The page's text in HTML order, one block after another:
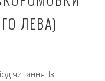
ЛЕВА)
читання. Із